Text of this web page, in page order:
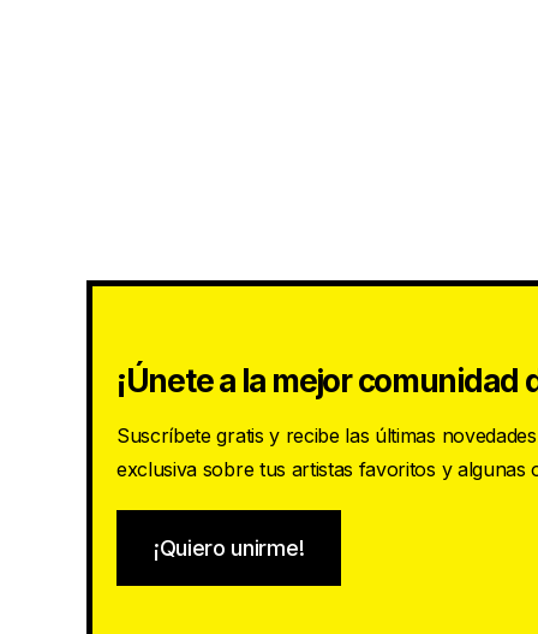
¡Únete a la mejor comunidad
Suscríbete gratis y recibe las últimas
exclusiva sobre tus artistas favoritos y algunas
¡Quiero unirme!